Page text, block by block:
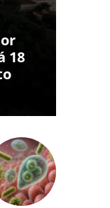
18